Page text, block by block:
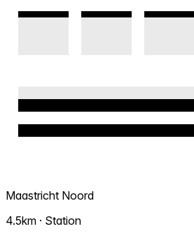
Maastricht Noord
4.5km · Station